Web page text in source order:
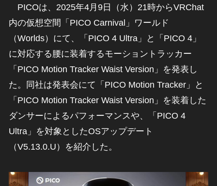
PICOは、2025年4月9日（水）21時からVRChat
内の仮想空間「PICO Carnival」ワールド
（Worlds）にて、「PICO 4 Ultra」と「PICO 4」
に対応する腰に装着するモーショントラッカー
「PICO Motion Tracker Waist Version」を発表し
た。同社は発表会にて「PICO Motion Tracker」と
「PICO Motion Tracker Waist Version」を装着した
ダンサーによるパフォーマンスや、「PICO 4
Ultra」を対象としたOSアップデート
（V5.13.0.U）を紹介した。